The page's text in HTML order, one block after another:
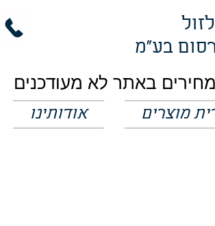
בע"מ
מוצרים אודותינו